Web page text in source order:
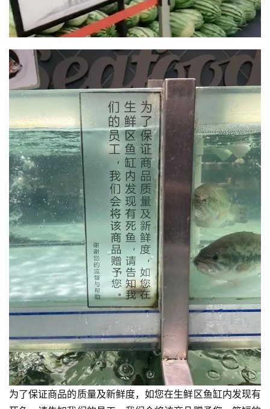
为了保证商品的质量及新鲜度，如您在生鲜区鱼缸内发现有